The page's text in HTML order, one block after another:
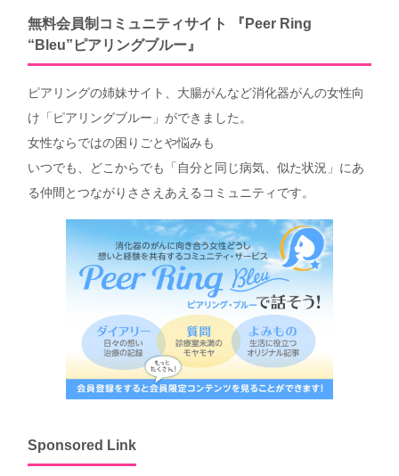
無料会員制コミュニティサイト 『Peer Ring
“Bleu”ピアリングブルー』
ピアリングの姉妹サイト、大腸がんなど消化器がんの女性向
け「ピアリングブルー」ができました。
女性ならではの困りごとや悩みも
いつでも、どこからでも「自分と同じ病気、似た状況」にあ
る仲間とつながりささえあえるコミュニティです。
Sponsored Link